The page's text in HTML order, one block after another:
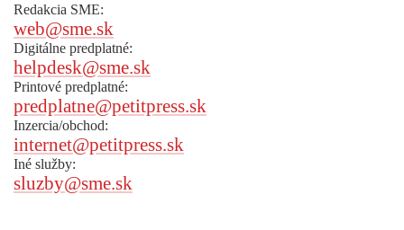
Redakcia SME:
web@sme.sk
Digitálne predplatné:
helpdesk@sme.sk
Printové predplatné:
predplatne@petitpress.sk
Inzercia/obchod:
internet@petitpress.sk
Iné služby:
sluzby@sme.sk